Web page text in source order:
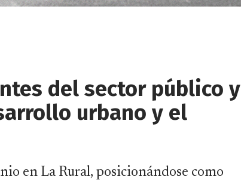
del sector público y
urbano y el
en La Rural, posicionándose como